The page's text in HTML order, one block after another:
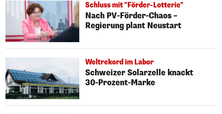
Schluss mit "Förder-Lotterie"
Nach PV-Förder-Chaos –
Regierung plant Neustart
Weltrekord im Labor
Schweizer Solarzelle knackt
30-Prozent-Marke